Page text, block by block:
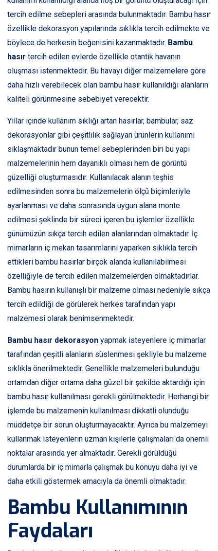
tercih edilme sebepleri arasında bulunmaktadır. Bambu hasır
özellikle dekorasyon yapılarında sıklıkla tercih edilmekte ve
böylece de herkesin beğenisini kazanmaktadır. Bambu
hasır tercih edilen evlerde özellikle otantik havanın
oluşması istenmektedir. Bu havayı diğer malzemelere göre
daha hızlı verebilecek olan bambu hasır kullanıldığı alanların
kaliteli görünmesine sebebiyet verecektir.
Yıllar içinde kullanım sıklığı artan hasırlar, bambular, saz
dekorasyonlar gibi çeşitlilik sağlayan ürünlerin kullanımı
sıklaşmaktadır bunun temel sebeplerinden biri bu yapı
malzemelerinin hem dayanıklı olması hem de görüntü
güzelliği oluşturmasıdır. Kullanılacak alanın teşhis
edilmesinden sonra bu malzemelerin ölçü biçimleriyle
ayarlanması ve daha sonrasında uygun alana monte
edilmesi şeklinde bir süreci içeren bu işlemler özellikle
günümüzün sıkça tercih edilen alanlarından olmaktadır. İç
mimarların iç mekan tasarımlarını yaparken sıklıkla tercih
ettikleri bambu hasırlar birçok alanda kullanılabilmesi
özelliğiyle de tercih edilen malzemelerden olmaktadırlar.
Bambu hasırın kullanışlı bir malzeme olması nedeniyle sıkça
tercih edildiği de görülerek herkes tarafından yapı
malzemesi olarak benimsenmektedir.
Bambu hasır dekorasyon yapmak isteyenlere iç mimarlar
tarafından çeşitli alanların süslenmesi şekliyle bu malzeme
sıklıkla önerilmektedir. Genellikle malzemeleri bulunduğu
ortamdan diğer ortama daha güzel bir şekilde aktardığı için
bambu hasır kullanılması gerekli görülmektedir. Herhangi bir
işlemde bu malzemenin kullanılması dikkatli olunduğu
müddetçe bir sorun oluşturmayacaktır. Ayrıca bu malzemeyi
kullanmak isteyenlerin uzman kişilerle çalışmaları da önemli
noktalar arasında yer almaktadır. Gerekli görüldüğü
durumlarda bir iç mimarla çalışmak bu konuyu daha iyi ve
daha etkili göstermek amacıyla da önemli olmaktadır.
Bambu Kullanımının
Faydaları